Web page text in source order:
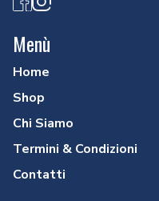
Facebook
Instagram
Menù
Home
Shop
Chi Siamo
Termini & Condizioni
Contatti